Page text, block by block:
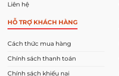
Liên hệ
HỖ TRỢ KHÁCH HÀNG
Cách thức mua hàng
Chính sách thanh toán
Chính sách khiếu nại